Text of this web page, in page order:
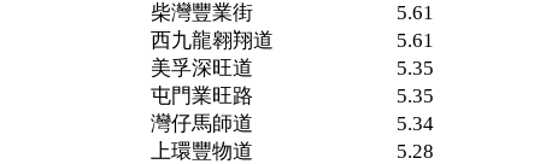
柴灣豐業街 5.61
西九龍翱翔道 5.61
美孚深旺道 5.35
屯門業旺路 5.35
灣仔馬師道 5.34
上環豐物道 5.28